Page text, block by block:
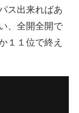
ス出来ればあ
、全開全開で
１１位で終え